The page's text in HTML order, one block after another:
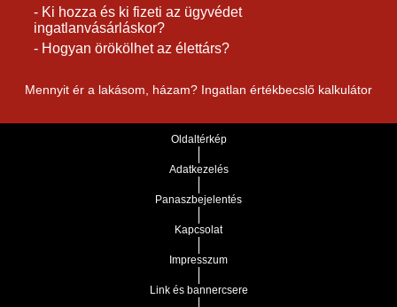
- Ki hozza és ki fizeti az ügyvédet
ingatlanvásárláskor?
- Hogyan örökölhet az élettárs?
Mennyit ér a lakásom, házam? Ingatlan értékbecslő kalkulátor
Oldaltérkép
Adatkezelés
Panaszbejelentés
Kapcsolat
Impresszum
Link és bannercsere